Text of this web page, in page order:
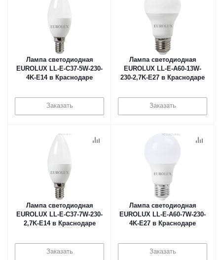
Лампа светодиодная
EUROLUX LL-E-C37-5W-230-
4K-E14 в Краснодаре
Заказать
Лампа светодиодная
EUROLUX LL-E-A60-13W-
230-2,7K-E27 в Краснодаре
Заказать
Лампа светодиодная
EUROLUX LL-E-C37-7W-230-
2,7K-E14 в Краснодаре
Заказать
Лампа светодиодная
EUROLUX LL-E-A60-7W-230-
4K-E27 в Краснодаре
Заказать